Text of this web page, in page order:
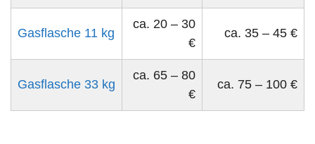
Gasflasche 11 kg
ca. 20 – 30
€
ca. 35 – 45 €
Gasflasche 33 kg
ca. 65 – 80
€
ca. 75 – 100 €